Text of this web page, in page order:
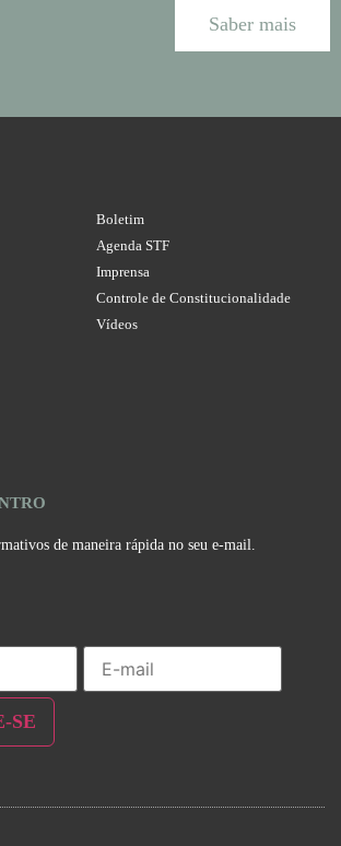
Saber mais
Boletim
Agenda STF
Imprensa
Controle de Constitucionalidade
Vídeos
de maneira rápida no seu e-mail.